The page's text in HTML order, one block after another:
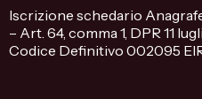
Iscrizione schedario
– Art. 64, comma 1, DPR 11
Codice Definitivo 002095